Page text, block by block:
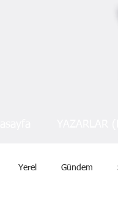
Yerel Gündem